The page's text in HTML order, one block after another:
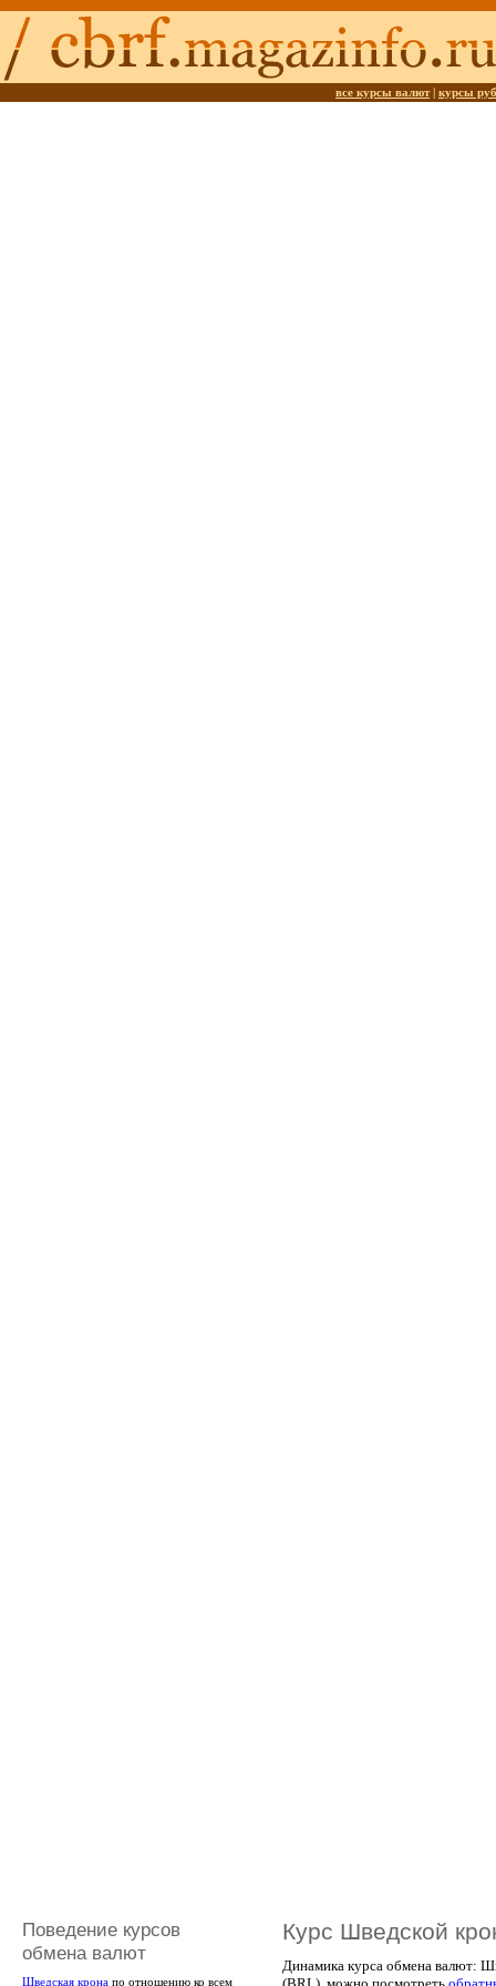
все курсы валют| курсы
Поведение курсов
обмена валют
Шведская крона по отношению ко всем
Курс Шведской
Динамика курса обмена валют: